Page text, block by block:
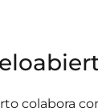
colabora